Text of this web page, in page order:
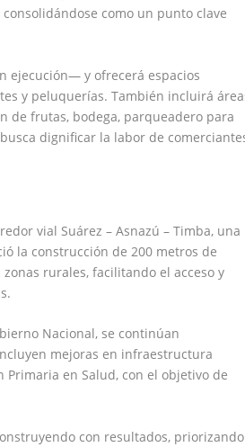
como un punto clave
ejecución— y ofrecerá espacios
y peluquerías. También incluirá
de frutas, bodega, parqueadero para
dignificar la labor de
vial Suárez – Asnazú – Timba, una
la construcción de 200 metros de
rurales, facilitando el acceso y
Nacional, se continúan
mejoras en infraestructura
en Salud, con el objetivo de
con resultados, priorizando